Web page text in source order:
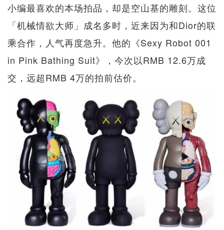
小编最喜欢的本场拍品，却是空山基的雕刻。这位
「机械情欲大师」成名多时，近来因为和Dior的联
乘合作，人气再度急升。他的《Sexy Robot 001
in Pink Bathing Suit》，今次以RMB 12.6万成
交，远超RMB 4万的拍前估价。